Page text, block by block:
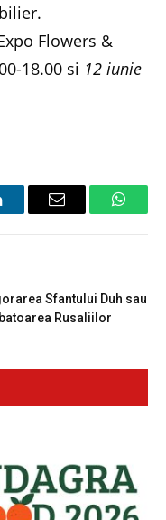
Flowers &
18.00 si 12 iunie
Email
Sfantului Duh sau
Rusaliilor